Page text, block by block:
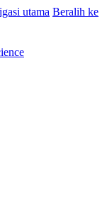
utama Beralih ke